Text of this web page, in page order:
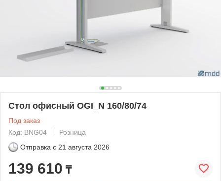
Стол офисный OGI_N 160/80/74
Под заказ
Код: BNG04
Розница
Отправка с 21 августа 2026
139 610 ₸